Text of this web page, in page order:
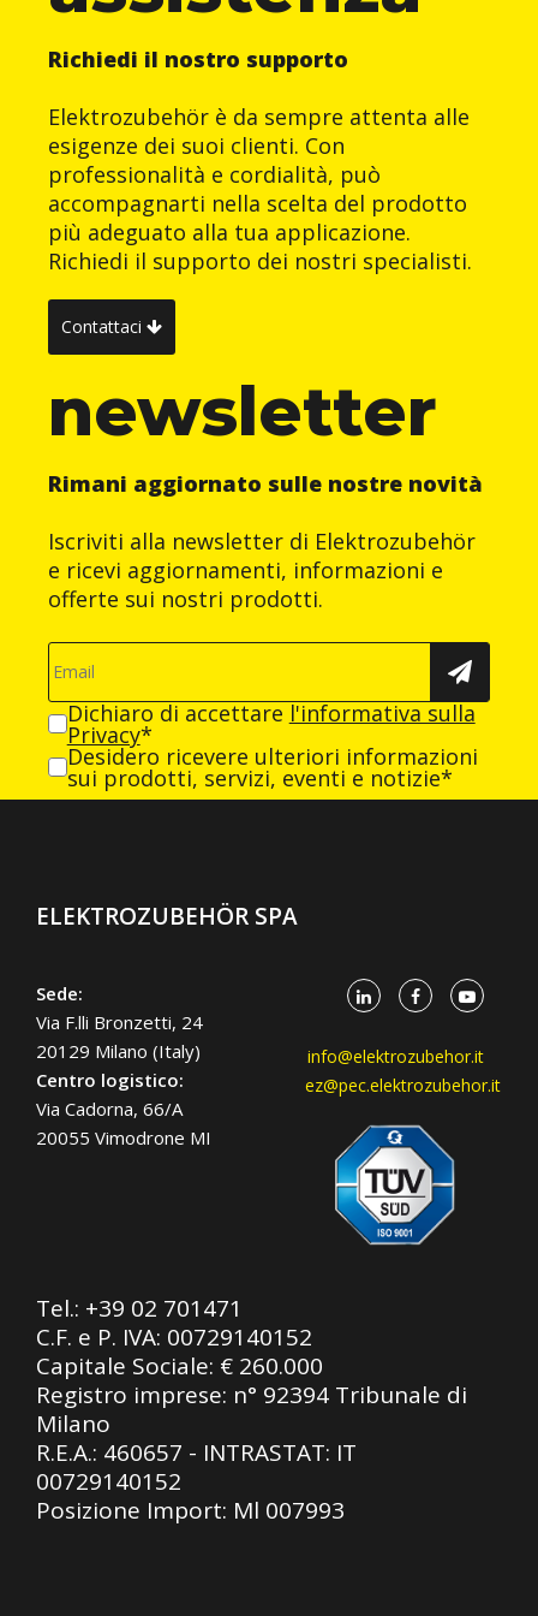
Richiedi il nostro supporto
Elektrozubehör è da sempre attenta alle
esigenze dei suoi clienti. Con
professionalità e cordialità, può
accompagnarti nella scelta del prodotto
più adeguato alla tua applicazione.
Richiedi il supporto dei nostri specialisti.
Contattaci
newsletter
Rimani aggiornato sulle nostre novità
Iscriviti alla newsletter di Elektrozubehör
e ricevi aggiornamenti, informazioni e
offerte sui nostri prodotti.
Dichiaro di accettare l'informativa sulla
Privacy*
Desidero ricevere ulteriori informazioni
sui prodotti, servizi, eventi e notizie*
ELEKTROZUBEHÖR SPA
Sede:
Via F.lli Bronzetti, 24
20129 Milano (Italy)
Centro logistico:
Via Cadorna, 66/A
20055 Vimodrone MI
info@elektrozubehor.it
ez@pec.elektrozubehor.it
Tel.: +39 02 701471
C.F. e P. IVA: 00729140152
Capitale Sociale: € 260.000
Registro imprese: n° 92394 Tribunale di
Milano
R.E.A.: 460657 - INTRASTAT: IT
00729140152
Posizione Import: Ml 007993